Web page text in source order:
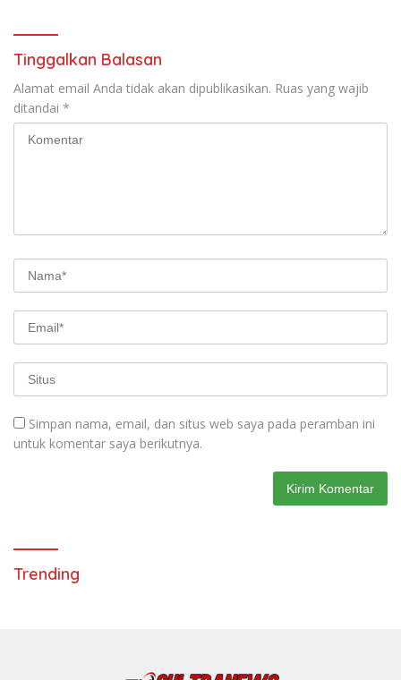
Tinggalkan Balasan
Alamat email Anda tidak akan dipublikasikan. Ruas yang wajib
ditandai *
Simpan nama, email, dan situs web saya pada peramban ini
untuk komentar saya berikutnya.
Trending